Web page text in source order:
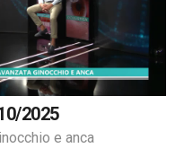
2025
e anca